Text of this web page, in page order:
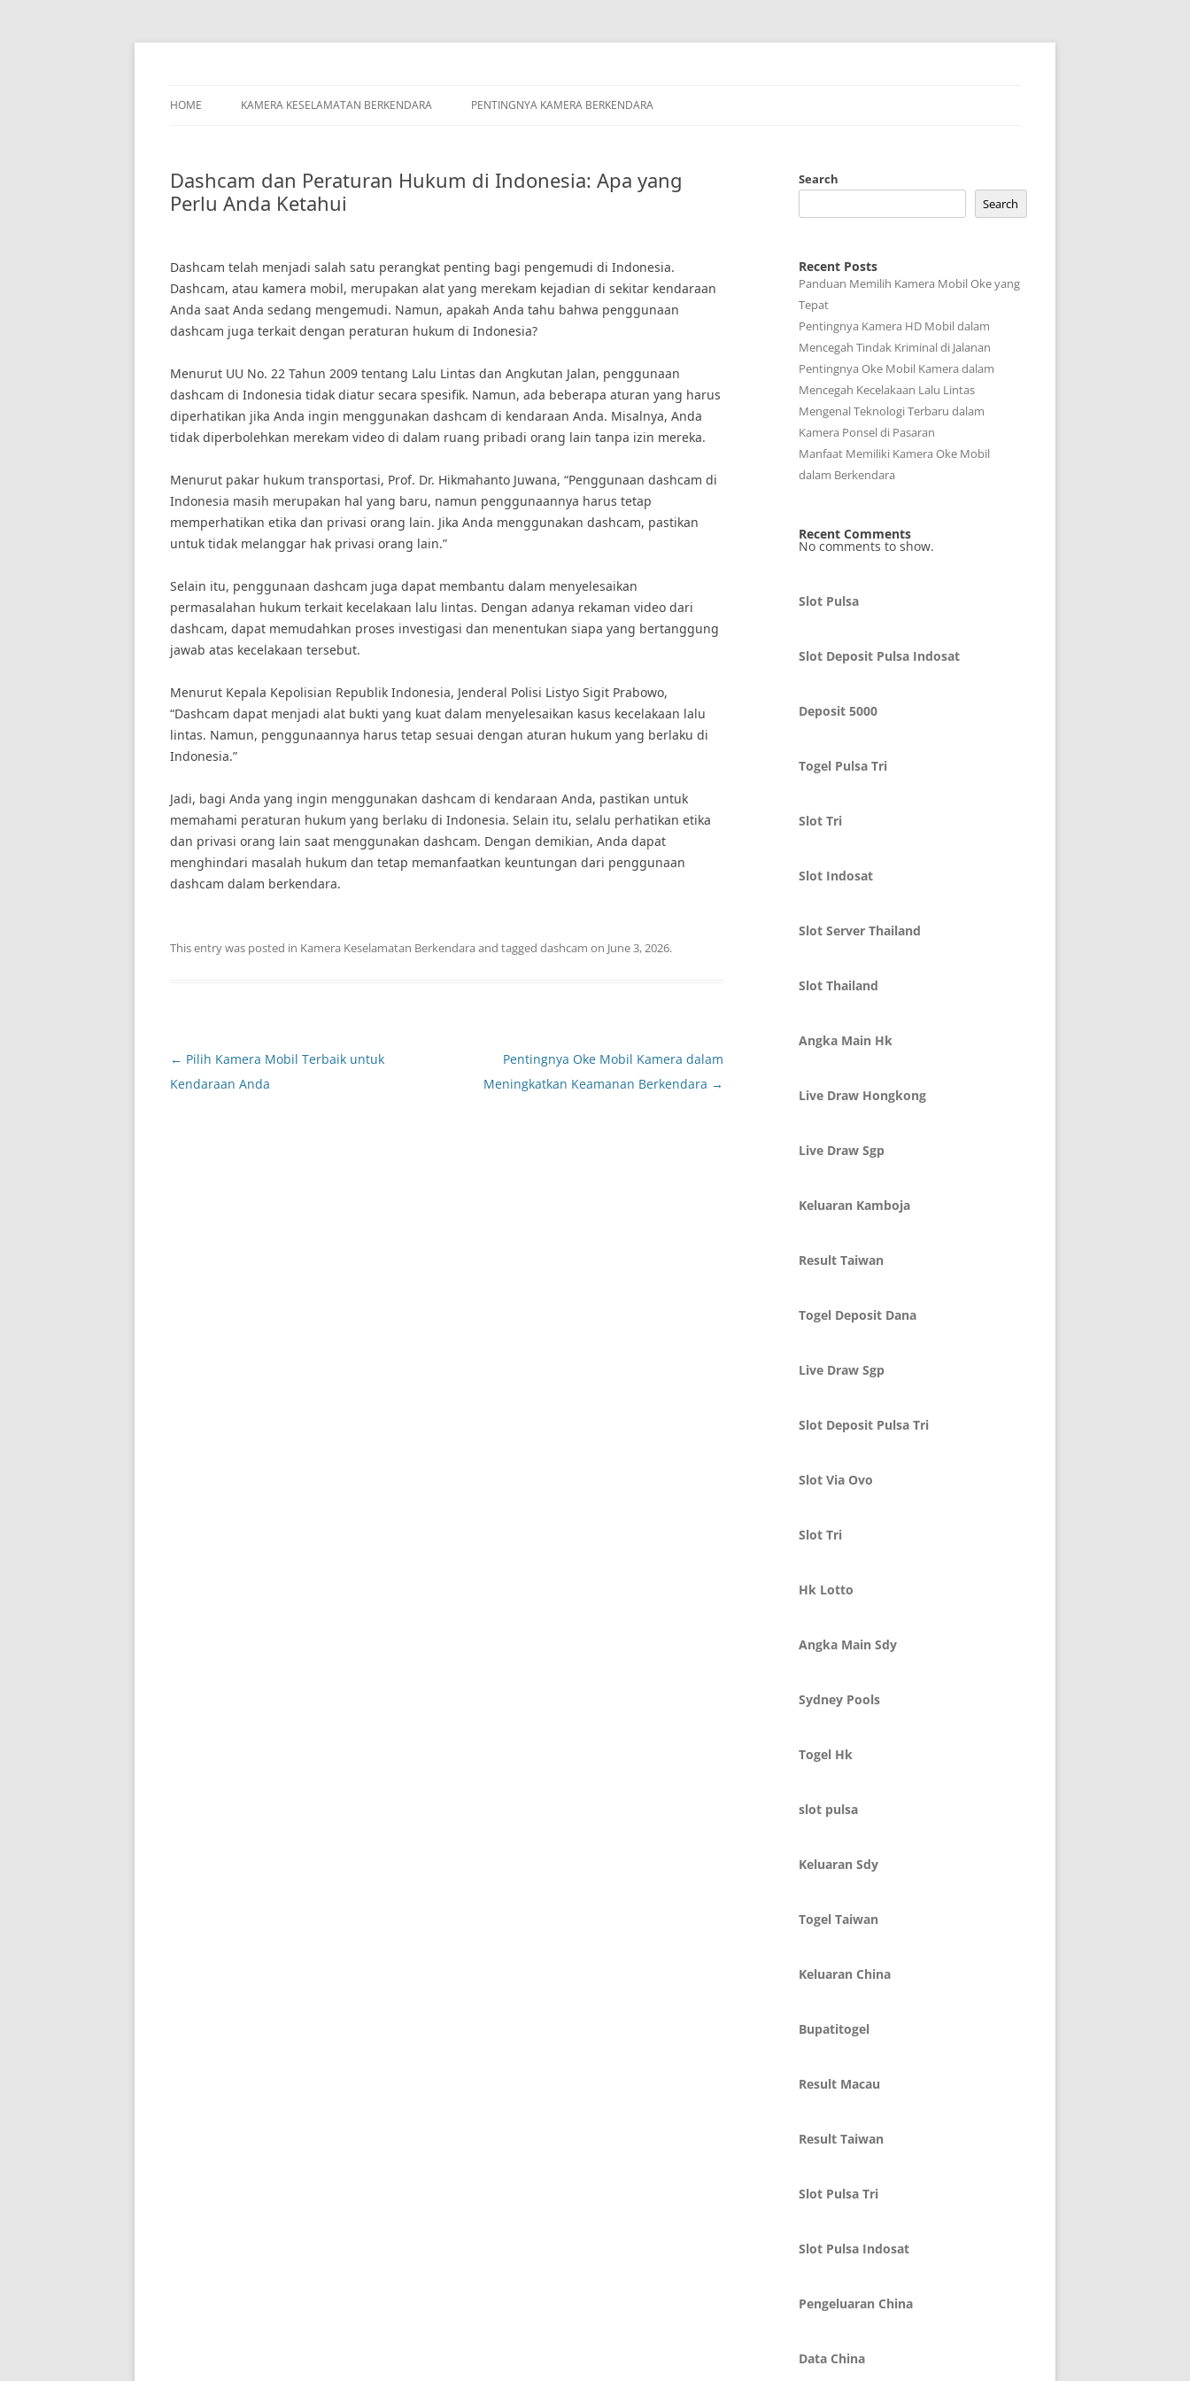
Skip
HOME KAMERA KESELAMATAN BERKENDARA PENTINGNYA KAMERA BERKENDARA
Dashcam dan Peraturan Hukum di Indonesia: Apa yang
Perlu Anda Ketahui
Dashcam telah menjadi salah satu perangkat penting bagi pengemudi di Indonesia.
Dashcam, atau kamera mobil, merupakan alat yang merekam kejadian di sekitar kendaraan
Anda saat Anda sedang mengemudi. Namun, apakah Anda tahu bahwa penggunaan
dashcam juga terkait dengan peraturan hukum di Indonesia?
Menurut UU No. 22 Tahun 2009 tentang Lalu Lintas dan Angkutan Jalan, penggunaan
dashcam di Indonesia tidak diatur secara spesifik. Namun, ada beberapa aturan yang harus
diperhatikan jika Anda ingin menggunakan dashcam di kendaraan Anda. Misalnya, Anda
tidak diperbolehkan merekam video di dalam ruang pribadi orang lain tanpa izin mereka.
Menurut pakar hukum transportasi, Prof. Dr. Hikmahanto Juwana, “Penggunaan dashcam di
Indonesia masih merupakan hal yang baru, namun penggunaannya harus tetap
memperhatikan etika dan privasi orang lain. Jika Anda menggunakan dashcam, pastikan
untuk tidak melanggar hak privasi orang lain.”
Selain itu, penggunaan dashcam juga dapat membantu dalam menyelesaikan
permasalahan hukum terkait kecelakaan lalu lintas. Dengan adanya rekaman video dari
dashcam, dapat memudahkan proses investigasi dan menentukan siapa yang bertanggung
jawab atas kecelakaan tersebut.
Menurut Kepala Kepolisian Republik Indonesia, Jenderal Polisi Listyo Sigit Prabowo,
“Dashcam dapat menjadi alat bukti yang kuat dalam menyelesaikan kasus kecelakaan lalu
lintas. Namun, penggunaannya harus tetap sesuai dengan aturan hukum yang berlaku di
Indonesia.”
Jadi, bagi Anda yang ingin menggunakan dashcam di kendaraan Anda, pastikan untuk
memahami peraturan hukum yang berlaku di Indonesia. Selain itu, selalu perhatikan etika
dan privasi orang lain saat menggunakan dashcam. Dengan demikian, Anda dapat
menghindari masalah hukum dan tetap memanfaatkan keuntungan dari penggunaan
dashcam dalam berkendara.
This entry was posted in Kamera Keselamatan Berkendara and tagged dashcam on June 3, 2026.
Post
navigation
← Pilih Kamera Mobil Terbaik untuk
Kendaraan Anda
Pentingnya Oke Mobil Kamera dalam
Meningkatkan Keamanan Berkendara →
Search
Search
Recent Posts
Panduan Memilih Kamera Mobil Oke yang
Tepat
Pentingnya Kamera HD Mobil dalam
Mencegah Tindak Kriminal di Jalanan
Pentingnya Oke Mobil Kamera dalam
Mencegah Kecelakaan Lalu Lintas
Mengenal Teknologi Terbaru dalam
Kamera Ponsel di Pasaran
Manfaat Memiliki Kamera Oke Mobil
dalam Berkendara
Recent Comments
No comments to show.
Slot Pulsa
Slot Deposit Pulsa Indosat
Deposit 5000
Togel Pulsa Tri
Slot Tri
Slot Indosat
Slot Server Thailand
Slot Thailand
Angka Main Hk
Live Draw Hongkong
Live Draw Sgp
Keluaran Kamboja
Result Taiwan
Togel Deposit Dana
Live Draw Sgp
Slot Deposit Pulsa Tri
Slot Via Ovo
Slot Tri
Hk Lotto
Angka Main Sdy
Sydney Pools
Togel Hk
slot pulsa
Keluaran Sdy
Togel Taiwan
Keluaran China
Bupatitogel
Result Macau
Result Taiwan
Slot Pulsa Tri
Slot Pulsa Indosat
Pengeluaran China
Data China